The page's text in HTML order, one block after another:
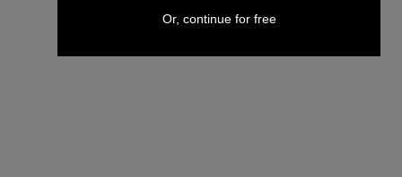
Or, continue for free